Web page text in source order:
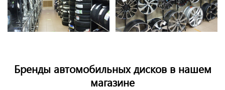
Бренды автомобильных дисков в нашем
магазине